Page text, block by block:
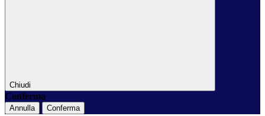
Chiudi
Conferma
Annulla Conferma